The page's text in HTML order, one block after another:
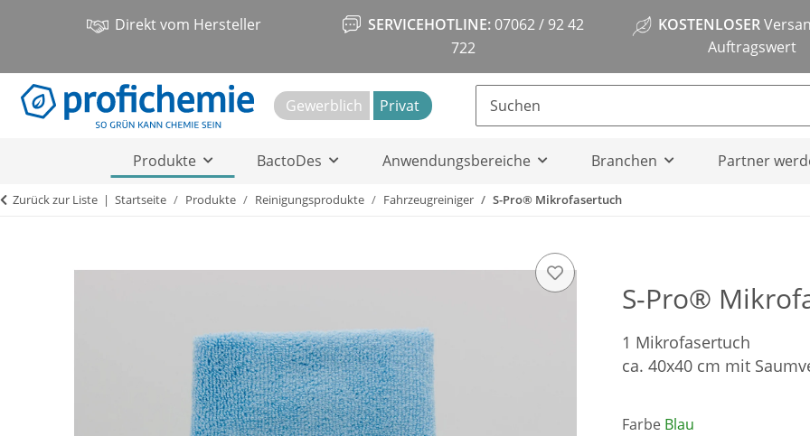
Direkt vom Hersteller SERVICEHOTLINE:07062 / 92 42
722
KOSTENLOSER
Auftragswert
Gewerblich Privat
Produkte BactoDes Anwendungsbereiche Branchen Partner
Zurück zur Liste Startseite Produkte Reinigungsprodukte Fahrzeugreiniger S-Pro® Mikrofasertuch
S-Pro®
1 Mikrofasertuch
ca. 40x40 cm mit
Farbe Blau